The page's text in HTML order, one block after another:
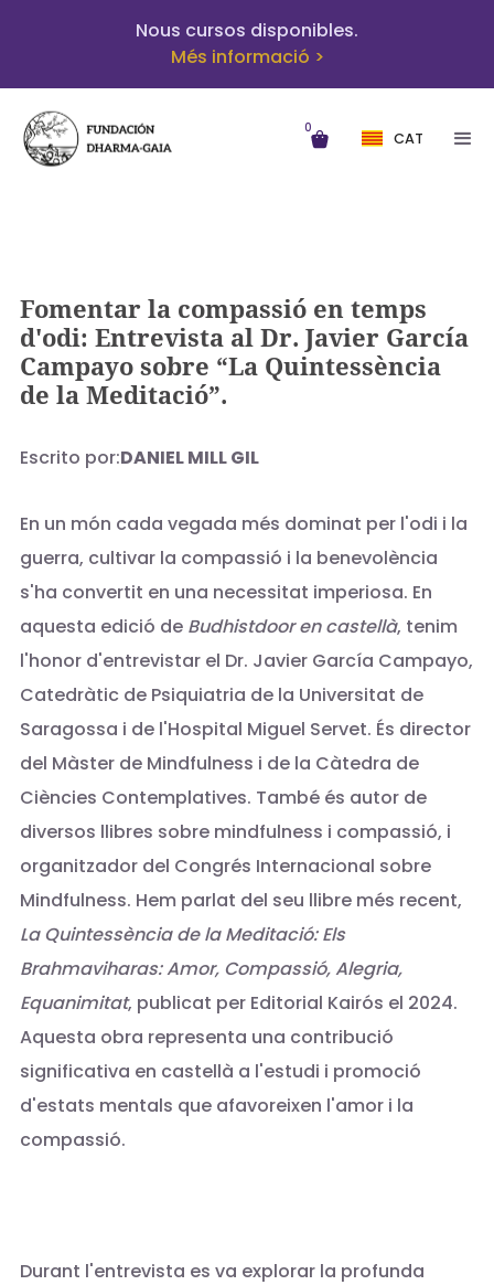
Nous cursos disponibles.
Més informació >
0
CAT
Fomentar la compassió en temps
d'odi: Entrevista al Dr. Javier García
Campayo sobre “La Quintessència
de la Meditació”.
Escrito por:DANIEL MILL GIL
En un món cada vegada més dominat per l'odi i la
guerra, cultivar la compassió i la benevolència
s'ha convertit en una necessitat imperiosa. En
aquesta edició de Budhistdoor en castellà, tenim
l'honor d'entrevistar el Dr. Javier García Campayo,
Catedràtic de Psiquiatria de la Universitat de
Saragossa i de l'Hospital Miguel Servet. És director
del Màster de Mindfulness i de la Càtedra de
Ciències Contemplatives. També és autor de
diversos llibres sobre mindfulness i compassió, i
organitzador del Congrés Internacional sobre
Mindfulness. Hem parlat del seu llibre més recent,
La Quintessència de la Meditació: Els
Brahmaviharas: Amor, Compassió, Alegria,
Equanimitat, publicat per Editorial Kairós el 2024.
Aquesta obra representa una contribució
significativa en castellà a l'estudi i promoció
d'estats mentals que afavoreixen l'amor i la
compassió.
Durant l'entrevista es va explorar la profunda